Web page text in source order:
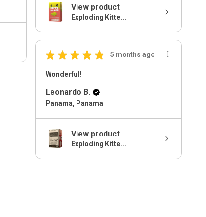
View product
Exploding Kitte...
★ ★ ★ ★ ★ 5 months ago
Wonderful!
Leonardo B.
Panama, Panama
View product
Exploding Kitte...